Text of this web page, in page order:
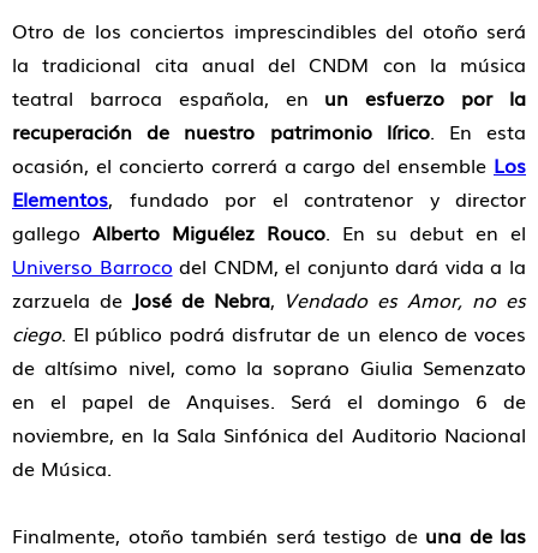
Otro de los conciertos imprescindibles del otoño será
la tradicional cita anual del CNDM con la música
teatral barroca española, en un esfuerzo por la
recuperación de nuestro patrimonio lírico. En esta
ocasión, el concierto correrá a cargo del ensemble Los
Elementos, fundado por el contratenor y director
gallego Alberto Miguélez Rouco. En su debut en el
Universo Barroco del CNDM, el conjunto dará vida a la
zarzuela de José de Nebra, Vendado es Amor, no es
ciego. El público podrá disfrutar de un elenco de voces
de altísimo nivel, como la soprano Giulia Semenzato
en el papel de Anquises. Será el domingo 6 de
noviembre, en la Sala Sinfónica del Auditorio Nacional
de Música.
Finalmente, otoño también será testigo de una de las